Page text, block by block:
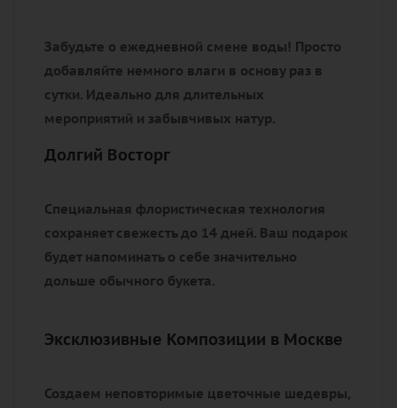
Забудьте о ежедневной смене воды! Просто
добавляйте немного влаги в основу раз в
сутки. Идеально для длительных
мероприятий и забывчивых натур.
Долгий Восторг
Специальная флористическая технология
сохраняет свежесть до 14 дней. Ваш подарок
будет напоминать о себе значительно
дольше обычного букета.
Эксклюзивные Композиции в Москве
Создаем неповторимые цветочные шедевры,